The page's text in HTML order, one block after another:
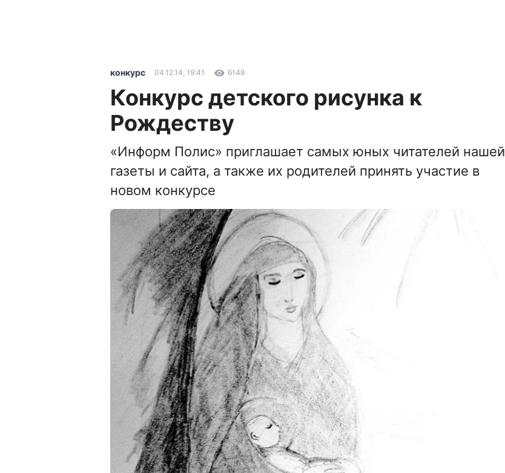
конкурс 04.12.14, 19:41 6148
Конкурс детского рисунка к
Рождеству
«Информ Полис» приглашает самых юных читателей нашей
газеты и сайта, а также их родителей принять участие в
новом конкурсе